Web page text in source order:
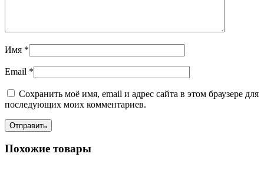
Имя *
Email *
Сохранить моё имя, email и адрес сайта в этом браузере для
последующих моих комментариев.
Похожие товары